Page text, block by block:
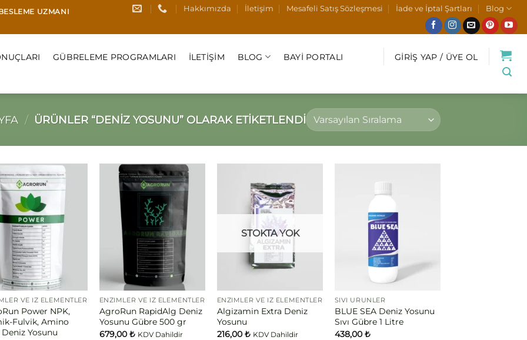
UZMANI
Hakkımızda İletişim Mesafeli Satış Sözleşmesi İade ve İptal Şartları Blog
GÜBRELEME PROGRAMLARI İLETIŞIM BLOG
BAYI PORTALI
GIRIŞ YAP / ÜYE OL
/ ÜRÜNLER “DENIZ YOSUNU” OLARAK ETIKETLENDI
VE İZ ELEMENTLER
Power NPK,
Fulvik, Amino
Yosunu
ENZIMLER VE İZ ELEMENTLER
AgroRun RapidAlg Deniz
Yosunu Gübre 500 gr
679,00₺ KDV Dahildir
STOKTA YOK
ENZIMLER VE İZ ELEMENTLER
Algizamin Extra Deniz
Yosunu
216,00₺ KDV Dahildir
SIVI ÜRÜNLER
BLUE SEA Deniz Yosunu
Sıvı Gübre 1 Litre
438,00₺